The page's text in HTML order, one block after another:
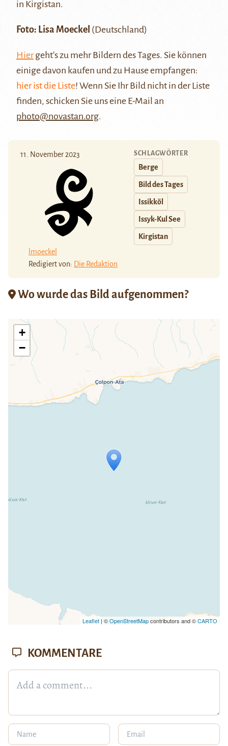
in Kirgistan.
Foto: Lisa Moeckel (Deutschland)
Hiergeht’s zu mehr Bildern des Tages. Sie können
einige davon kaufen und zu Hause empfangen:
hier ist die Liste! Wenn Sie Ihr Bild nicht in der Liste
finden, schicken Sie uns eine E-Mail an
photo@novastan.org.
11. November 2023
lmoeckel
Redigiert von: Die Redaktion
SCHLAGWÖRTER
Berge
Bild des Tages
Issikköl
Issyk-Kul See
Kirgistan
Wo wurde das Bild aufgenommen?
Travelers' Map wird geladen …
Wenn du dies siehst, nachdem deine
+
−
Leaflet| ©OpenStreetMapcontributors and ©CARTO
KOMMENTARE